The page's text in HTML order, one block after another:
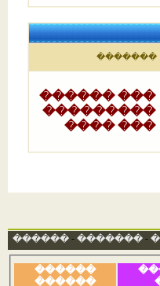
�������
��� ������
���������
��� ����
-
�������
-
������
������
������